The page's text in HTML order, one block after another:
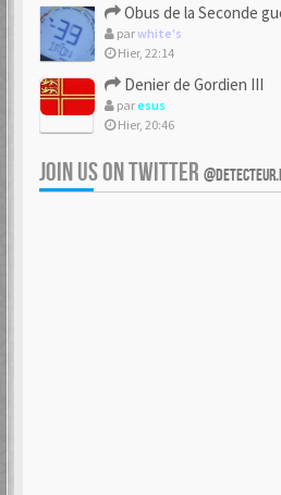
Obus de la Seconde guerre
parwhite's
Hier, 22:14
Denier de Gordien III
paresus
Hier, 20:46
JOIN US ON TWITTER